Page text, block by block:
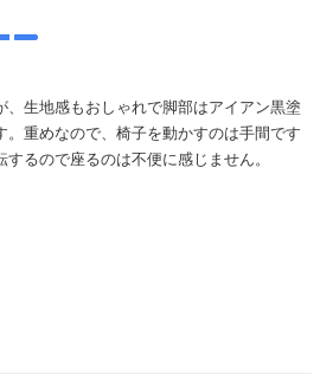
、生地感もおしゃれで脚部はアイアン黒塗
。重めなので、椅子を動かすのは手間です
るので座るのは不便に感じません。